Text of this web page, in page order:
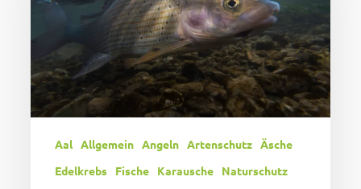
von
Fisch-,
Krebs-
und
Rundmaularten
Niedersachsen
Aal Allgemein Angeln Artenschutz Äsche
Edelkrebs
Fische Karausche
Naturschutz